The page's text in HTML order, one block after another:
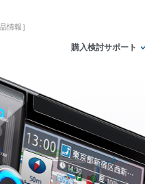
情報］
購入検討サポート